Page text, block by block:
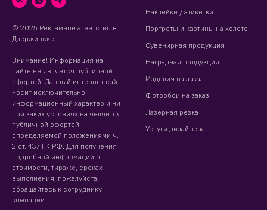
© 2025 Рекламное агентство в
Дзержинске
Внимание! Информация на
сайте не является публичной
офертой. Данный интернет сайт
носит исключительно
информационный характер и ни
при каких условиях на является
публичной офертой,
определяемой положениями ч.
2 ст. 437 ГК РФ. Для получения
подробной информации о
стоимости, тираже, сроках
выполнения, пожалуйста,
обращайтесь к сотруднику
компании.
Наклейки / этикетки
Портреты и картины на холсте
Сувенирная продукция
Наградная продукция
Изделия на заказ
Фотообои на заказ
Лазерная резка
Услуги дизайнера